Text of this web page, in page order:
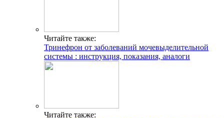
Читайте также:
Тринефрон от заболеваний мочевыделительной
системы : инструкция, показания, аналоги
Читайте также: